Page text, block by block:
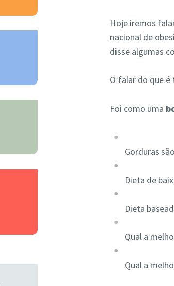
Hoje iremos
nacional de
disse algumas
O falar do que
Foi como uma
Gorduras
Dieta de
Dieta
Qual a
Qual a